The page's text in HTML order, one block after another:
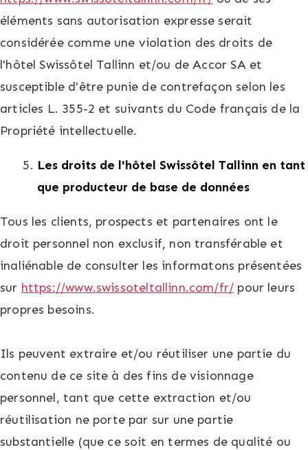
éléments sans autorisation expresse serait
considérée comme une violation des droits de
l'hôtel Swissôtel Tallinn et/ou de Accor SA et
susceptible d'être punie de contrefaçon selon les
articles L. 355-2 et suivants du Code français de la
Propriété intellectuelle.
Les droits de l'hôtel Swissôtel Tallinn en tant
que producteur de base de données
Tous les clients, prospects et partenaires ont le
droit personnel non exclusif, non transférable et
inaliénable de consulter les informatons présentées
sur https://www.swissoteltallinn.com/fr/ pour leurs
propres besoins.
Ils peuvent extraire et/ou réutiliser une partie du
contenu de ce site à des fins de visionnage
personnel, tant que cette extraction et/ou
réutilisation ne porte par sur une partie
substantielle (que ce soit en termes de qualité ou